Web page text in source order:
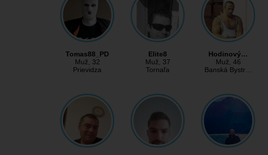
Tomas88_PD
Muž, 32
Prievidza
Elite8
Muž, 37
Tornaľa
Hodinový…
Muž, 46
Banská Bystr…